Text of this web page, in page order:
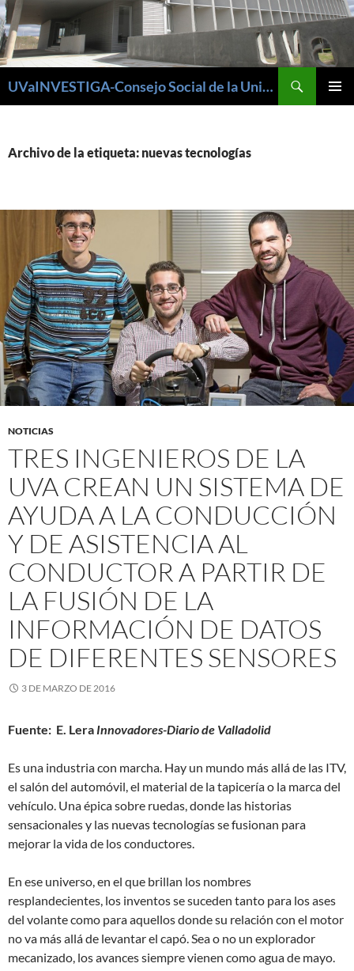
UVaINVESTIGA-Consejo Social de la Universidad de Valladolid
Archivo de la etiqueta: nuevas tecnologías
NOTICIAS
TRES INGENIEROS DE LA
UVA CREAN UN SISTEMA DE
AYUDA A LA CONDUCCIÓN
Y DE ASISTENCIA AL
CONDUCTOR A PARTIR DE
LA FUSIÓN DE LA
INFORMACIÓN DE DATOS
DE DIFERENTES SENSORES
3 DE MARZO DE 2016
Fuente: E. Lera Innovadores-Diario de Valladolid
Es una industria con marcha. Hay un mundo más allá de las ITV,
el salón del automóvil, el material de la tapicería o la marca del
vehículo. Una épica sobre ruedas, donde las historias
sensacionales y las nuevas tecnologías se fusionan para
mejorar la vida de los conductores.
En ese universo, en el que brillan los nombres
resplandecientes, los inventos se suceden tanto para los ases
del volante como para aquellos donde su relación con el motor
no va más allá de levantar el capó. Sea o no un explorador
mecanizado, los avances siempre vienen como agua de mayo.